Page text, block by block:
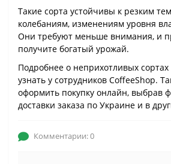
Такие сорта устойчивы к резким
колебаниям, изменениям уровня
Они требуют меньше внимания, и
получите богатый урожай.
Подробнее о неприхотливых
узнать у сотрудников СoffeeShop.
оформить покупку онлайн, выбрав
доставки заказа по Украине и в
Комментарии: 0